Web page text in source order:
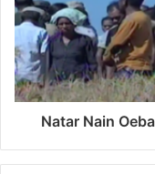
Natar Nain